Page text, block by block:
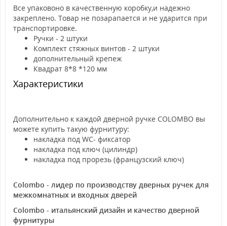
Все упаковоно в качественную коробку,и надежно
закреплено. Товар не позарапается и не ударится при
транспортировке.
Ручки - 2 штуки
Комплект стяжных винтов - 2 штуки
дополнительный крепеж
Квадрат 8*8 *120 мм
Характеристики
Дополнительно к каждой дверной ручке COLOMBO вы
можете купить такую фурнитуру:
накладка под WC- фиксатор
накладка под ключ (цилиндр)
накладка под прорезь (французский ключ)
Colombo - лидер по производству дверных ручек для
межкомнатных и входных дверей
Colombo - итальянский дизайн и качество дверной
фурнитуры